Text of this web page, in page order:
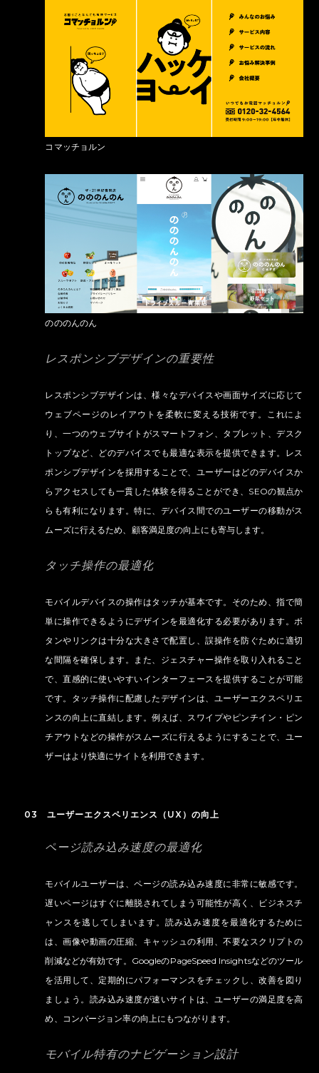
コマッチョルン
のののんのん
レスポンシブデザインの重要性
レスポンシブデザインは、様々なデバイスや画面サイズに応じて
ウェブページのレイアウトを柔軟に変える技術です。これによ
り、一つのウェブサイトがスマートフォン、タブレット、デスク
トップなど、どのデバイスでも最適な表示を提供できます。レス
ポンシブデザインを採用することで、ユーザーはどのデバイスか
らアクセスしても一貫した体験を得ることができ、SEOの観点か
らも有利になります。特に、デバイス間でのユーザーの移動がス
ムーズに行えるため、顧客満足度の向上にも寄与します。
タッチ操作の最適化
モバイルデバイスの操作はタッチが基本です。そのため、指で簡
単に操作できるようにデザインを最適化する必要があります。ボ
タンやリンクは十分な大きさで配置し、誤操作を防ぐために適切
な間隔を確保します。また、ジェスチャー操作を取り入れること
で、直感的に使いやすいインターフェースを提供することが可能
です。タッチ操作に配慮したデザインは、ユーザーエクスペリエ
ンスの向上に直結します。例えば、スワイプやピンチイン・ピン
チアウトなどの操作がスムーズに行えるようにすることで、ユー
ザーはより快適にサイトを利用できます。
03 ユーザーエクスペリエンス（UX）の向上
ページ読み込み速度の最適化
モバイルユーザーは、ページの読み込み速度に非常に敏感です。
遅いページはすぐに離脱されてしまう可能性が高く、ビジネスチ
ャンスを逃してしまいます。読み込み速度を最適化するために
は、画像や動画の圧縮、キャッシュの利用、不要なスクリプトの
削減などが有効です。GoogleのPageSpeed Insightsなどのツール
を活用して、定期的にパフォーマンスをチェックし、改善を図り
ましょう。読み込み速度が速いサイトは、ユーザーの満足度を高
め、コンバージョン率の向上にもつながります。
モバイル特有のナビゲーション設計